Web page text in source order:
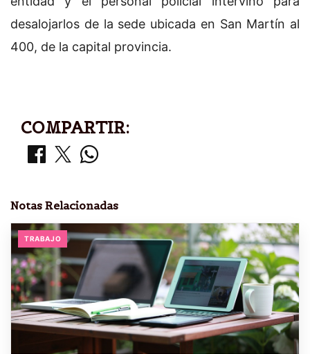
desalojarlos de la sede ubicada en San Martín al
400, de la capital provincia.
COMPARTIR:
Notas Relacionadas
TRABAJO